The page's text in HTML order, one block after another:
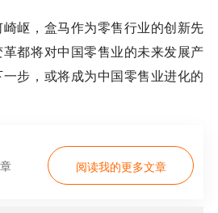
岖，盒马作为零售行业的创新先
都将对中国零售业的未来发展产
步，或将成为中国零售业进化的
阅读我的更多文章